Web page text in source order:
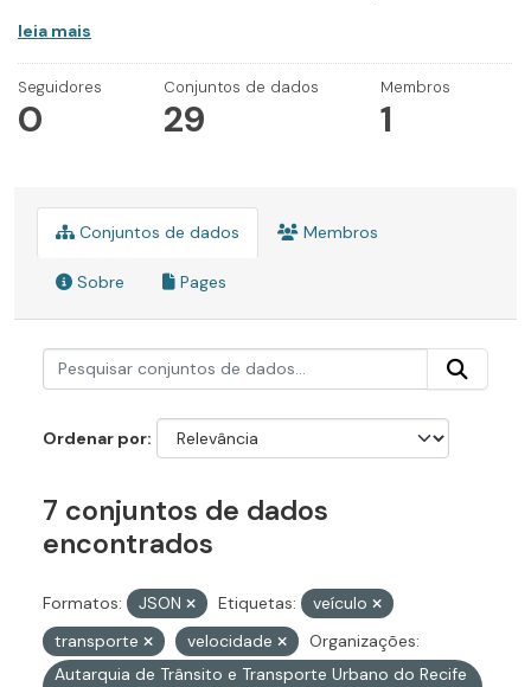
leia mais
Seguidores
0
Conjuntos de dados
29
Membros
1
Conjuntos de dados Membros
Sobre Pages
Ordenar por
7 conjuntos de dados
encontrados
Formatos: JSON Etiquetas:
veículo
transporte
velocidade
Organizações:
Autarquia de Trânsito e Transporte Urbano do Recife